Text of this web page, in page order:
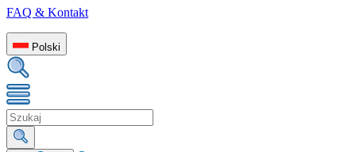
FAQ & Kontakt
Polski